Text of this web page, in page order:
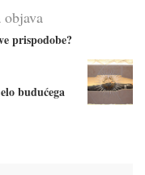
objava
prispodobe?
budućega